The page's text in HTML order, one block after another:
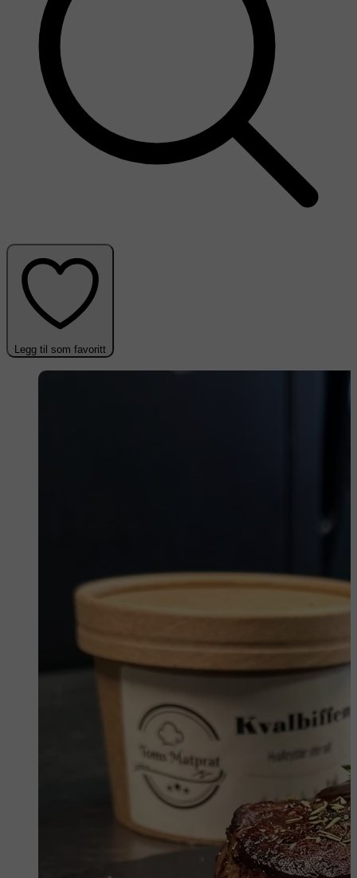
Legg til som favoritt